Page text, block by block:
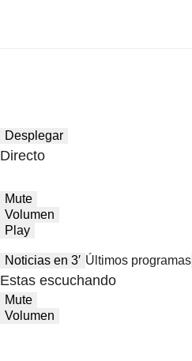
Desplegar
Directo
Mute
Volumen
Play
Noticias en 3′ Últimos programas
Estas escuchando
Mute
Volumen